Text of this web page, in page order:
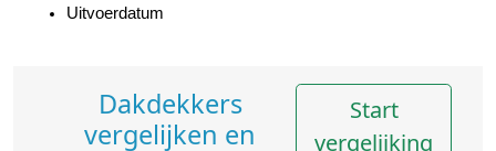
Uitvoerdatum
Dakdekkers
vergelijken en
Start
vergelijking